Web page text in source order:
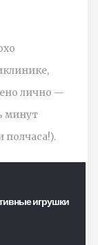
лично —
минут
полчаса!).
игрушки